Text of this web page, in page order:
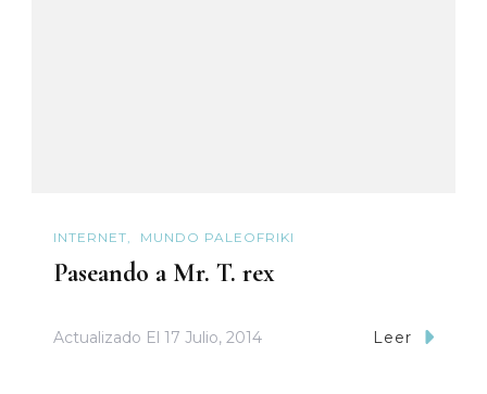
INTERNET MUNDO PALEOFRIKI
Paseando a Mr. T. rex
Actualizado El 17 Julio, 2014 Leer